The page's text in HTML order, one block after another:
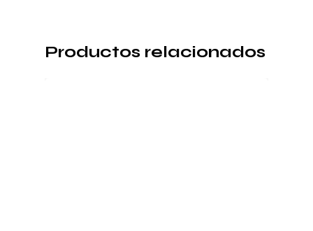
Productos relacionados